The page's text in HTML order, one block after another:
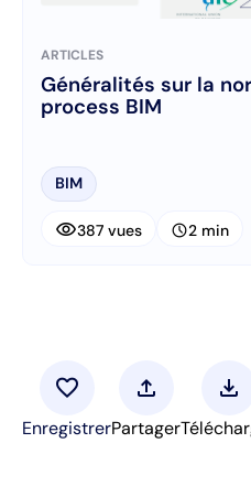
ARTICLES
Généralités sur la
process BIM
BIM
visibility387 vues schedule2 min
favorite
Enregistrer
upload
Partager
download